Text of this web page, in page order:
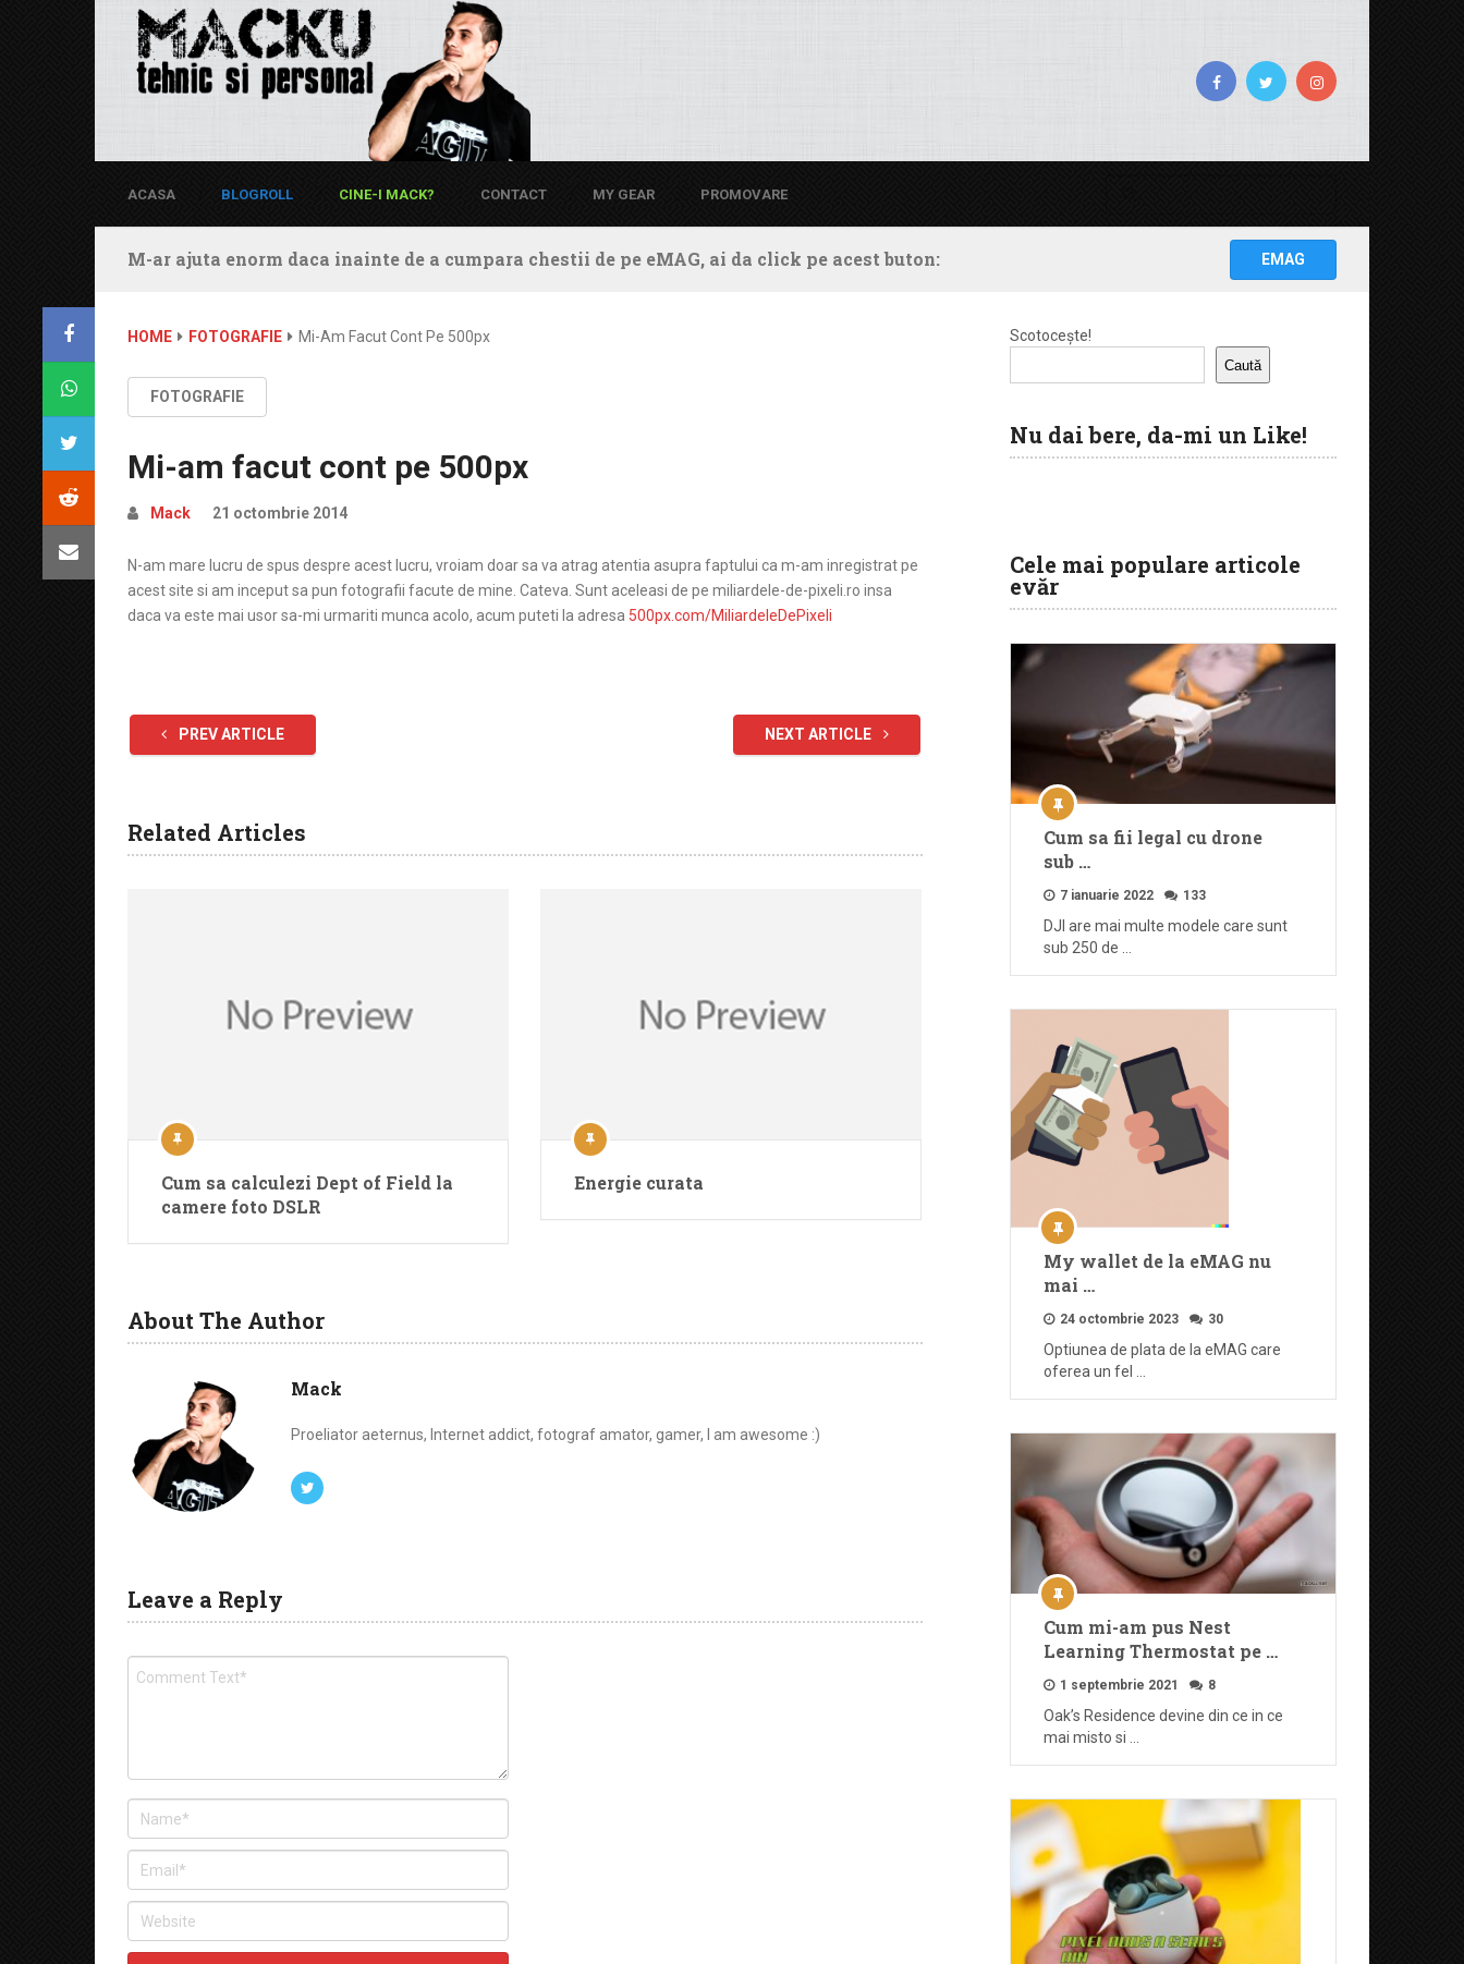
ACASA BLOGROLL CINE-I MACK? CONTACT MY GEAR PROMOVARE
M-ar ajuta enorm daca inainte de a cumpara chestii de pe eMAG, ai da click pe acest buton: EMAG
HOME FOTOGRAFIE Mi-Am Facut Cont Pe 500px
FOTOGRAFIE
Mi-am facut cont pe 500px
Mack 21 octombrie 2014
N-am mare lucru de spus despre acest lucru, vroiam doar sa va atrag atentia asupra faptului ca m-am inregistrat pe
acest site si am inceput sa pun fotografii facute de mine. Cateva. Sunt aceleasi de pe miliardele-de-pixeli.ro insa
daca va este mai usor sa-mi urmariti munca acolo, acum puteti la adresa 500px.com/MiliardeleDePixeli
PREV ARTICLE NEXT ARTICLE
Related Articles
Cum sa calculezi Dept of Field la
camere foto DSLR
Energie curata
About The Author
Mack
Proeliator aeternus, Internet addict, fotograf amator, gamer, I am awesome :)
Leave a Reply
Scotocește!
Caută
Nu dai bere, da-mi un Like!
Cele mai populare articole
evăr
Cum sa fii legal cu drone
sub …
7 ianuarie 2022 133
DJI are mai multe modele care sunt
sub 250 de …
My wallet de la eMAG nu
mai …
24 octombrie 2023 30
Optiunea de plata de la eMAG care
oferea un fel …
Cum mi-am pus Nest
Learning Thermostat pe …
1 septembrie 2021 8
Oak’s Residence devine din ce in ce
mai misto si …